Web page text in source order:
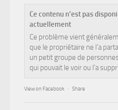
Ce contenu n’est pas
actuellement
Ce problème vient
que le propriétaire ne l’a
un petit groupe de
qui pouvait le voir ou l’a
View on Facebook · Share